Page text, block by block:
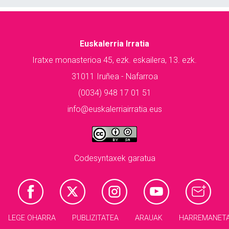
Euskalerria Irratia
Iratxe monasterioa 45, ezk. eskailera, 13. ezk.
31011 Iruñea - Nafarroa
(0034) 948 17 01 51
info@euskalerriairratia.eus
Codesyntaxek garatua
LEGE OHARRA PUBLIZITATEA ARAUAK